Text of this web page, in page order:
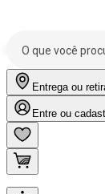
Entrega ou
Entre ou